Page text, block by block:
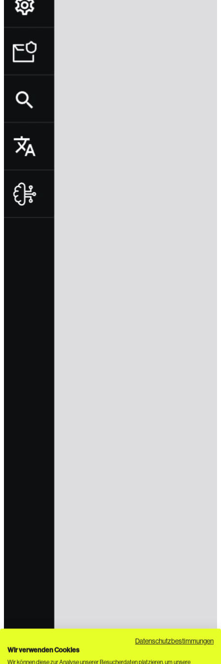
Datenschutzbestimmungen
Wir verwenden Cookies
Wir können diese zur Analyse unserer Besucherdaten platzieren, um unsere